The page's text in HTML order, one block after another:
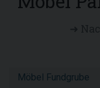
Möbel Fundgrube